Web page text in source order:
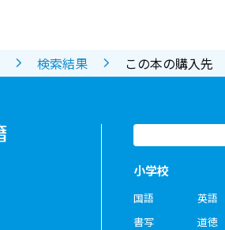
検索結果 この本の購入先
小学校
国語
書写
英語
道徳